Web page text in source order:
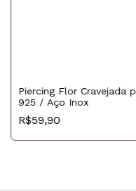
Piercing Flor Cravejada
925 / Aço Inox
R$59,90